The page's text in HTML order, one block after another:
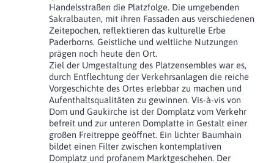
Handelsstraßen die Platzfolge. Die umgebenden
Sakralbauten, mit ihren Fassaden aus verschiedenen
Zeitepochen, reflektieren das kulturelle Erbe
Paderborns. Geistliche und weltliche Nutzungen
prägen noch heute den Ort.
Ziel der Umgestaltung des Platzensembles war es,
durch Entflechtung der Verkehrsanlagen die reiche
Vorgeschichte des Ortes erlebbar zu machen und
Aufenthaltsqualitäten zu gewinnen. Vis-à-vis von
Dom und Gaukirche ist der Domplatz vom Verkehr
befreit und zur unteren Domplatte in Gestalt einer
großen Freitreppe geöffnet. Ein lichter Baumhain
bildet einen Filter zwischen kontemplativen
Domplatz und profanem Marktgeschehen. Der